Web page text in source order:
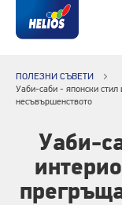
ПОЛЕЗНИ СЪВЕТИ
Уаби-саби - японски
несъвършенството
Уаби-